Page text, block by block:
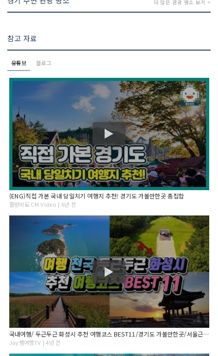
더 많은 관광 명소 보기 >
참고 자료
유튜브 블로그
(ENG)직접 가본 국내 당일치기 여행지 추천! 경기도 가볼만한곳 총집합
쫄방비됴 CM Video | 6년 전
국내여행/ 두근두근 화성시 추천 여행코스 BEST11/경기도 가볼만한곳/서울근교 가볼만한곳/ 8월추천여행지 /9월추천여행지/당일치기 국내여행
Jay쌤여행TV | 4년 전